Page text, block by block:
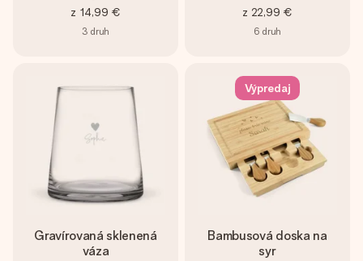
z 14,99 €
3 druh
z 22,99 €
6 druh
Gravírovaná sklenená
váza
Výpredaj
Bambusová doska na
syr